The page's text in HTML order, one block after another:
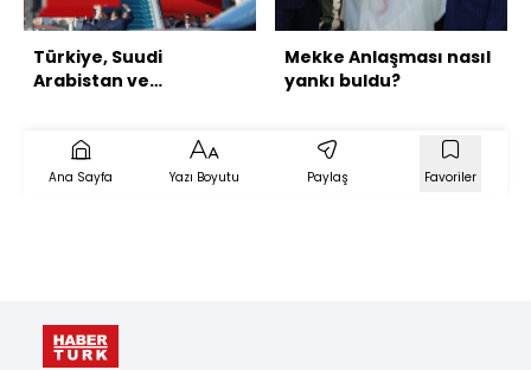
Türkiye, Suudi
Arabistan ve
Mekke Anlaşması nasıl
yankı buldu?
Ana Sayfa Yazı Boyutu Paylaş Favoriler